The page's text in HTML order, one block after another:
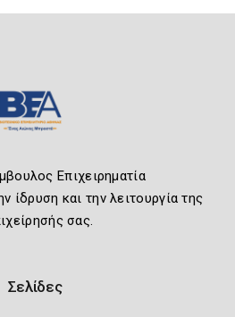
Επιχειρηματία
ίδρυση και την λειτουργία της
σας.
Σελίδες